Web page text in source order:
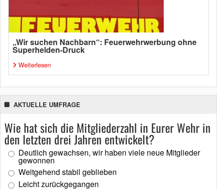
„Wir suchen Nachbarn“: Feuerwehrwerbung ohne
Superhelden-Druck
Weiterlesen
AKTUELLE UMFRAGE
Wie hat sich die Mitgliederzahl in Eurer Wehr in
den letzten drei Jahren entwickelt?
Deutlich gewachsen, wir haben viele neue Mitglieder
gewonnen
Weitgehend stabil geblieben
Leicht zurückgegangen